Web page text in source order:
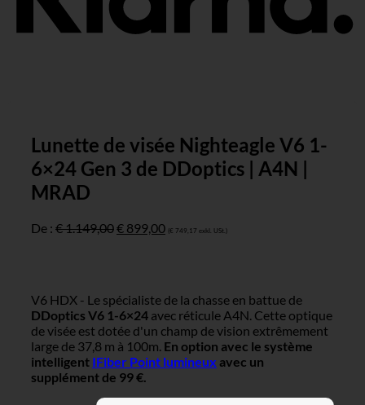
Lunette de visée Nighteagle V6 1-
6×24 Gen 3 de DDoptics | A4N |
MRAD
De : €1.149,00Le
€ 1.149,00.
€ 899,00Le
€ 899,00.
(€ 749,17 exkl. USt.)
V6 HDX - Le spécialiste de la chasse en battue de
DDoptics V6 1-6×24 avec réticule A4N. Cette optique
de visée est dotée d'un champ de vision extrêmement
large de 37,8 m à 100m. En option avec le système
intelligent IFiber Point lumineux avec un
supplément de 99 €.